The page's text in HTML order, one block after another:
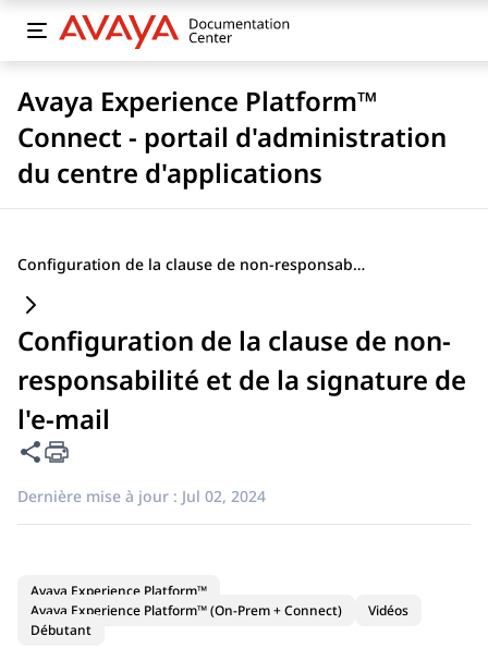
Avaya Experience Platform™
Connect - portail d'administration
du centre d'applications
Configuration de la clause de non-responsabilité et de la signature de l'e-mail
Configuration de la clause de non-
responsabilité et de la signature de
l'e-mail
Partager cette page
Dernière mise à jour : Jul 02, 2024
Avaya Experience Platform™
Avaya Experience Platform™ (On-Prem + Connect)
Vidéos
Débutant